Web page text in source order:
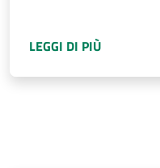
LEGGI DI PIÙ